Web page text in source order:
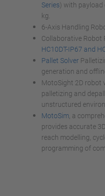
Series) with payload
kg.
6-Axis Handling
Collaborative Robot
HC10DT-IP67 and
Pallet Solver
generation and
MotoSight 2D robot
palletizing and
unstructured
MotoSim , a
provides accurate
reach modelling,
programming of